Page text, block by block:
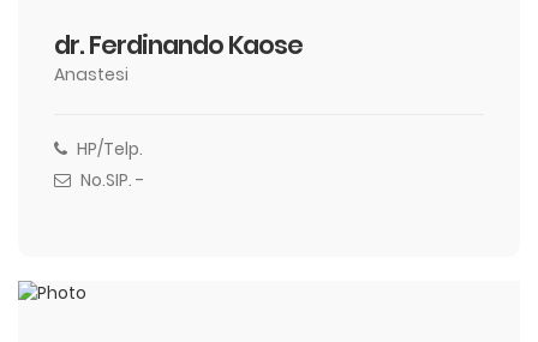
dr. Ferdinando Kaose
Anastesi
HP/Telp.
No.SIP. -